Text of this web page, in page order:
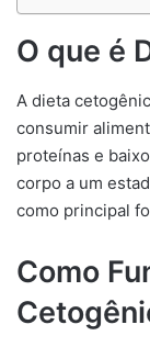
O que é
A dieta
consumir
proteínas e
corpo a um
como principal
Como